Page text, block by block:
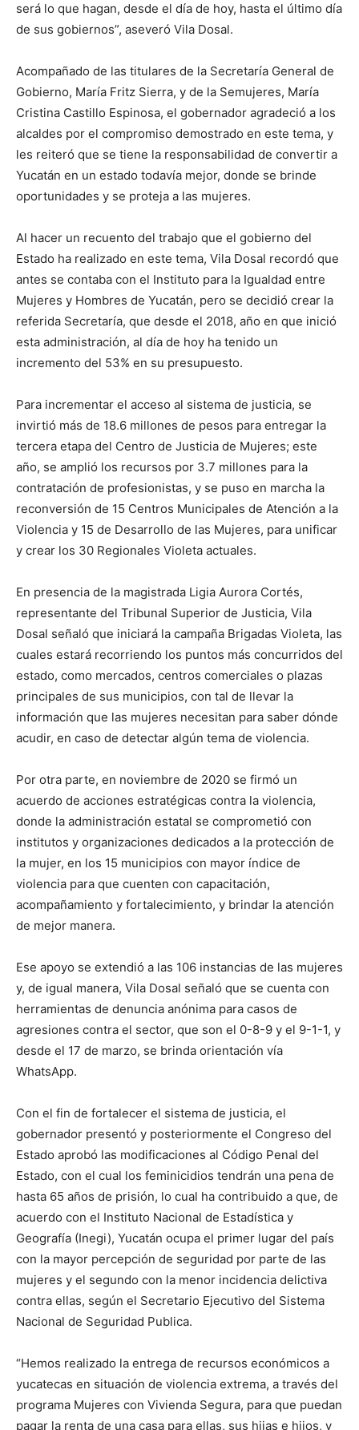
será lo que hagan, desde el día de hoy, hasta el último día
de sus gobiernos”, aseveró Vila Dosal.
Acompañado de las titulares de la Secretaría General de
Gobierno, María Fritz Sierra, y de la Semujeres, María
Cristina Castillo Espinosa, el gobernador agradeció a los
alcaldes por el compromiso demostrado en este tema, y
les reiteró que se tiene la responsabilidad de convertir a
Yucatán en un estado todavía mejor, donde se brinde
oportunidades y se proteja a las mujeres.
Al hacer un recuento del trabajo que el gobierno del
Estado ha realizado en este tema, Vila Dosal recordó que
antes se contaba con el Instituto para la Igualdad entre
Mujeres y Hombres de Yucatán, pero se decidió crear la
referida Secretaría, que desde el 2018, año en que inició
esta administración, al día de hoy ha tenido un
incremento del 53% en su presupuesto.
Para incrementar el acceso al sistema de justicia, se
invirtió más de 18.6 millones de pesos para entregar la
tercera etapa del Centro de Justicia de Mujeres; este
año, se amplió los recursos por 3.7 millones para la
contratación de profesionistas, y se puso en marcha la
reconversión de 15 Centros Municipales de Atención a la
Violencia y 15 de Desarrollo de las Mujeres, para unificar
y crear los 30 Regionales Violeta actuales.
En presencia de la magistrada Ligia Aurora Cortés,
representante del Tribunal Superior de Justicia, Vila
Dosal señaló que iniciará la campaña Brigadas Violeta, las
cuales estará recorriendo los puntos más concurridos del
estado, como mercados, centros comerciales o plazas
principales de sus municipios, con tal de llevar la
información que las mujeres necesitan para saber dónde
acudir, en caso de detectar algún tema de violencia.
Por otra parte, en noviembre de 2020 se firmó un
acuerdo de acciones estratégicas contra la violencia,
donde la administración estatal se comprometió con
institutos y organizaciones dedicados a la protección de
la mujer, en los 15 municipios con mayor índice de
violencia para que cuenten con capacitación,
acompañamiento y fortalecimiento, y brindar la atención
de mejor manera.
Ese apoyo se extendió a las 106 instancias de las mujeres
y, de igual manera, Vila Dosal señaló que se cuenta con
herramientas de denuncia anónima para casos de
agresiones contra el sector, que son el 0-8-9 y el 9-1-1, y
desde el 17 de marzo, se brinda orientación vía
WhatsApp.
Con el fin de fortalecer el sistema de justicia, el
gobernador presentó y posteriormente el Congreso del
Estado aprobó las modificaciones al Código Penal del
Estado, con el cual los feminicidios tendrán una pena de
hasta 65 años de prisión, lo cual ha contribuido a que, de
acuerdo con el Instituto Nacional de Estadística y
Geografía (Inegi), Yucatán ocupa el primer lugar del país
con la mayor percepción de seguridad por parte de las
mujeres y el segundo con la menor incidencia delictiva
contra ellas, según el Secretario Ejecutivo del Sistema
Nacional de Seguridad Publica.
“Hemos realizado la entrega de recursos económicos a
yucatecas en situación de violencia extrema, a través del
programa Mujeres con Vivienda Segura, para que puedan
pagar la renta de una casa para ellas, sus hijas e hijos, y